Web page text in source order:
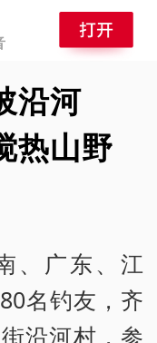
沿河
热山野
、广东、江
名钓友，齐
沿河村，参